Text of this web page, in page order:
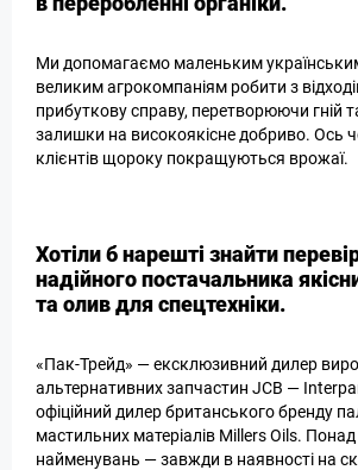
Ми допомагаємо маленьким
великим агрокомпаніям робити з
прибуткову справу, перетворюючи гній
залишки на високоякісне добриво. Ось
клієнтів щороку покращуються врожаї.
Хотіли б нарешті знайти
надійного постачальника
та олив для спецтехніки.
«Пак-Трейд» — ексклюзивний дилер
альтернативних запчастин JCB —
офіційний дилер британського бренду
мастильних матеріалів Millers Oils.
найменувань — завжди в наявності на